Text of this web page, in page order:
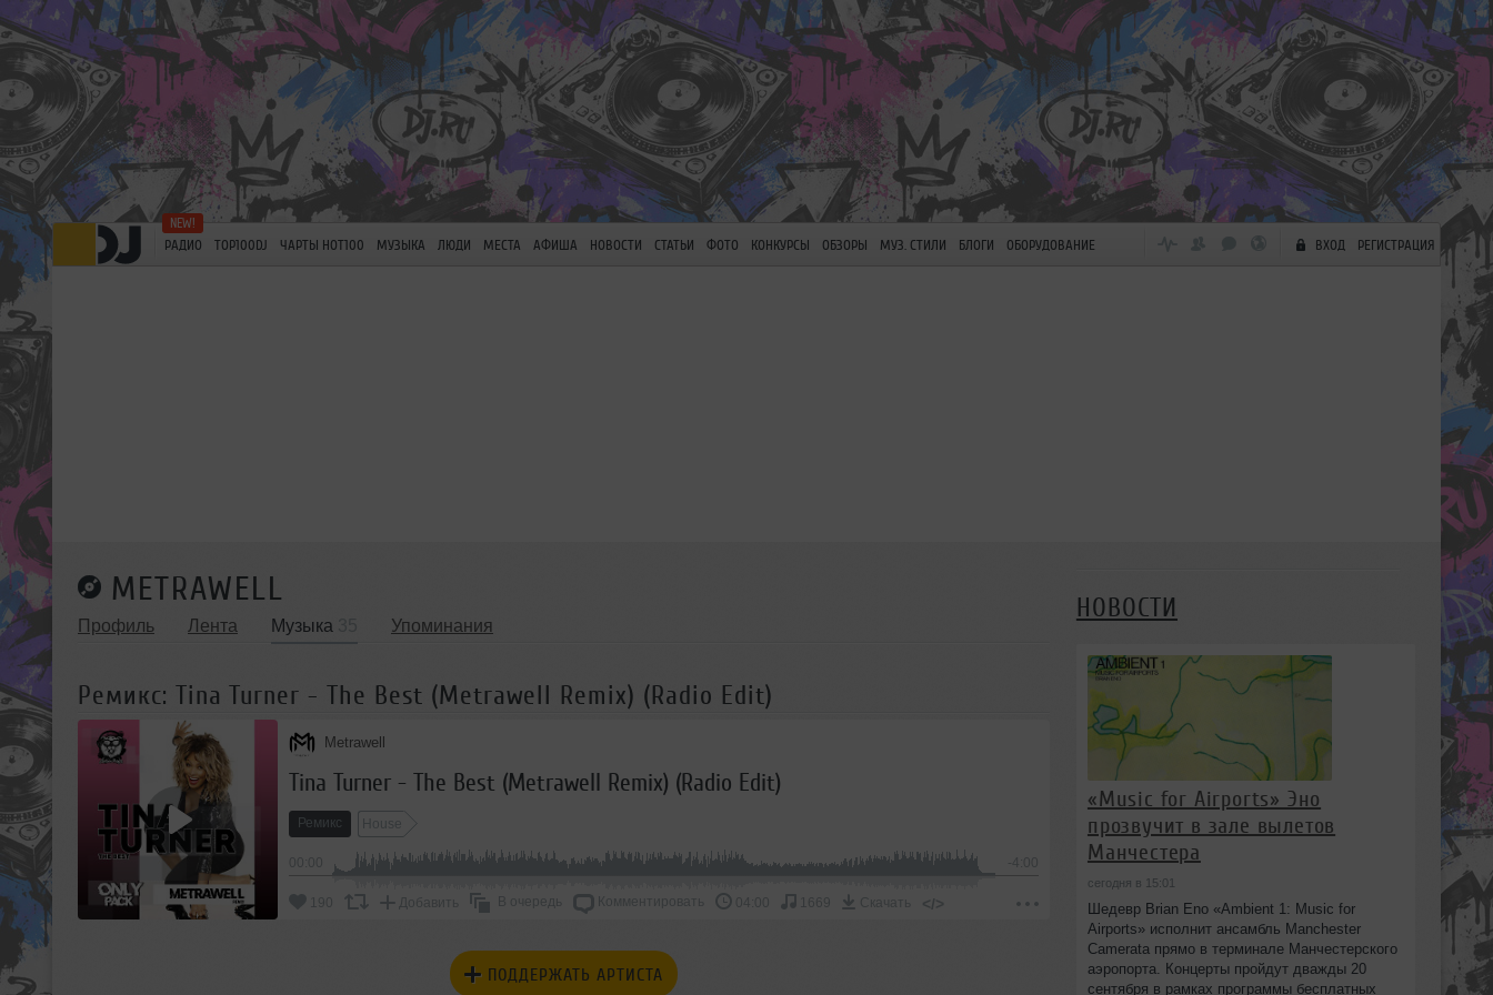
РАДИО TOP100DJ ЧАРТЫ HOT100 МУЗЫКА ЛЮДИ МЕСТА АФИША НОВОСТИ СТАТЬИ ФОТО КОНКУРСЫ ОБЗОРЫ МУЗ. СТИЛИ БЛОГИ ОБОРУДОВАНИЕ ВХОД РЕГИСТРАЦИЯ
METRAWELL
Профиль Лента Музыка Упоминания
Ремикс: Tina Turner - The Best (Metrawell Remix) (Radio Edit)
Metrawell
Tina Turner - The Best (Metrawell Remix) (Radio Edit)
Ремикс House
190 Добавить В очередь Комментировать 1669 Скачать </>
ПОДДЕРЖАТЬ АРТИСТА
НОВОСТИ
«Music for Airports» Эно
прозвучит в зале вылетов
Манчестера
сегодня в 15:01
Шедевр Brian Eno «Ambient 1: Music for
Airports» исполнит ансамбль Manchester
Camerata прямо в терминале Манчестерского
аэропорта. Концерты пройдут дважды 20
сентября в рамках программы бесплатных